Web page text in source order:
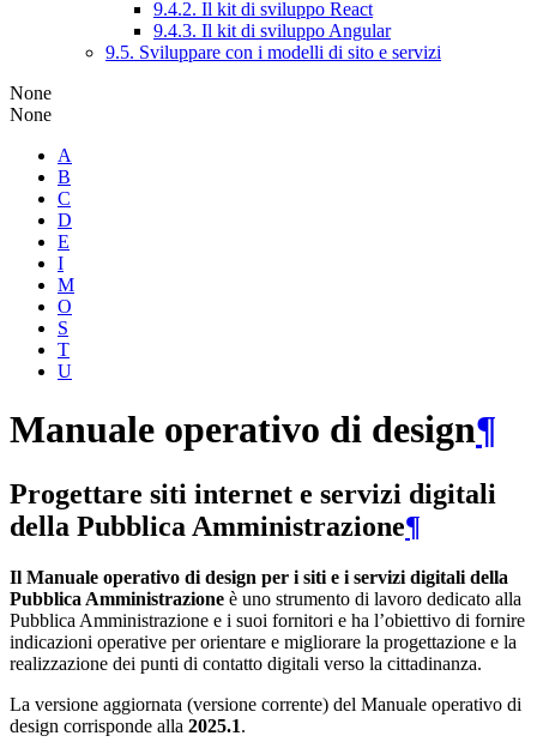
9.4.2. Il kit di sviluppo React
9.4.3. Il kit di sviluppo Angular
9.5. Sviluppare con i modelli di sito e servizi
None
None
A
B
C
D
E
I
M
O
S
T
U
Manuale operativo di design¶
Progettare siti internet e servizi digitali
della Pubblica Amministrazione¶
Il Manuale operativo di design per i siti e i servizi digitali della
Pubblica Amministrazione è uno strumento di lavoro dedicato alla
Pubblica Amministrazione e i suoi fornitori e ha l’obiettivo di fornire
indicazioni operative per orientare e migliorare la progettazione e la
realizzazione dei punti di contatto digitali verso la cittadinanza.
La versione aggiornata (versione corrente) del Manuale operativo di
design corrisponde alla 2025.1.